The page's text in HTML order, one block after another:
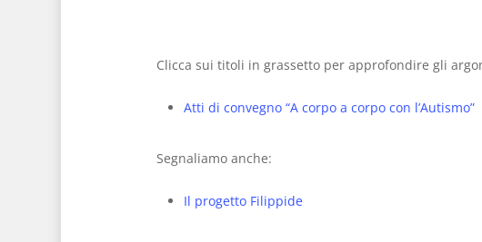
Clicca sui titoli in grassetto per approfondire gli
Atti di convegno “A corpo a corpo con l’Autismo”
Segnaliamo anche:
Il progetto Filippide